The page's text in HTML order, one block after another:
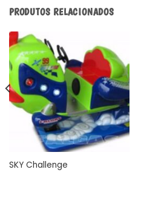
PRODUTOS RELACIONADOS
SKY Challenge